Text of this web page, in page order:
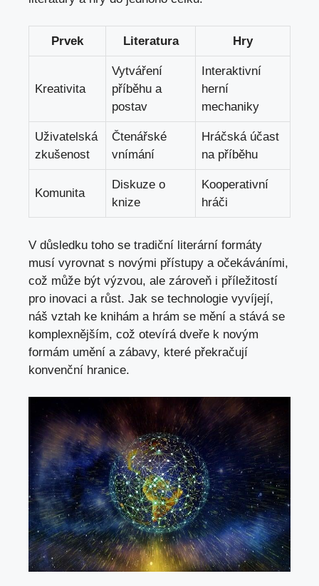
Prvek Literatura Hry
Kreativita
Vytváření
příběhu a
postav
Interaktivní
herní
mechaniky
Uživatelská
zkušenost
Čtenářské
vnímání
Hráčská⁢ účast
na příběhu
Komunita
Diskuze o
knize
Kooperativní
hráči
V důsledku toho se ‌tradiční literární ⁤formáty
musí⁣ vyrovnat ‍s ‌novými⁣ přístupy a ‍očekáváními,
což může⁢ být ‍výzvou, ale‍ zároveň ​i příležitostí
pro⁤ inovaci a⁤ růst. Jak se technologie vyvíjejí,
náš vztah ke‌ knihám a hrám se ‍mění a stává se
komplexnějším, což otevírá dveře ‍k⁢ novým
formám‌ umění​ a zábavy, ​které překračují
konvenční hranice.